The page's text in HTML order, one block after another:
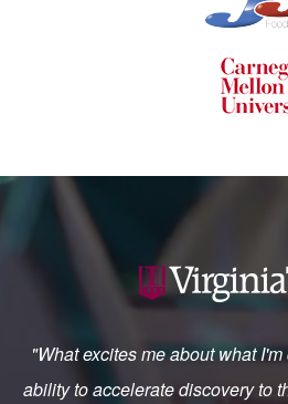
"What excites me about what
ability to accelerate discovery to